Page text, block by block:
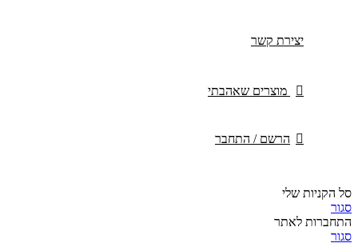
יצירת קשר
מוצרים שאהבתי
הרשם / התחבר
סל הקניות שלי
סגור
התחברות לאתר
סגור